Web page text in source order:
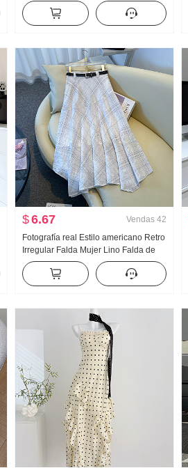
Adelgazante Talla grande Petite
Sencillo Holgado Nueve puntos
Machete Pantalones
$6.67 Vendas 42
Fotografía real Estilo americano Retro
Irregular Falda Mujer Lino Falda de
longitud media Cuadros Falda de
línea A Irregular Cola de pez Péndulo
Falda